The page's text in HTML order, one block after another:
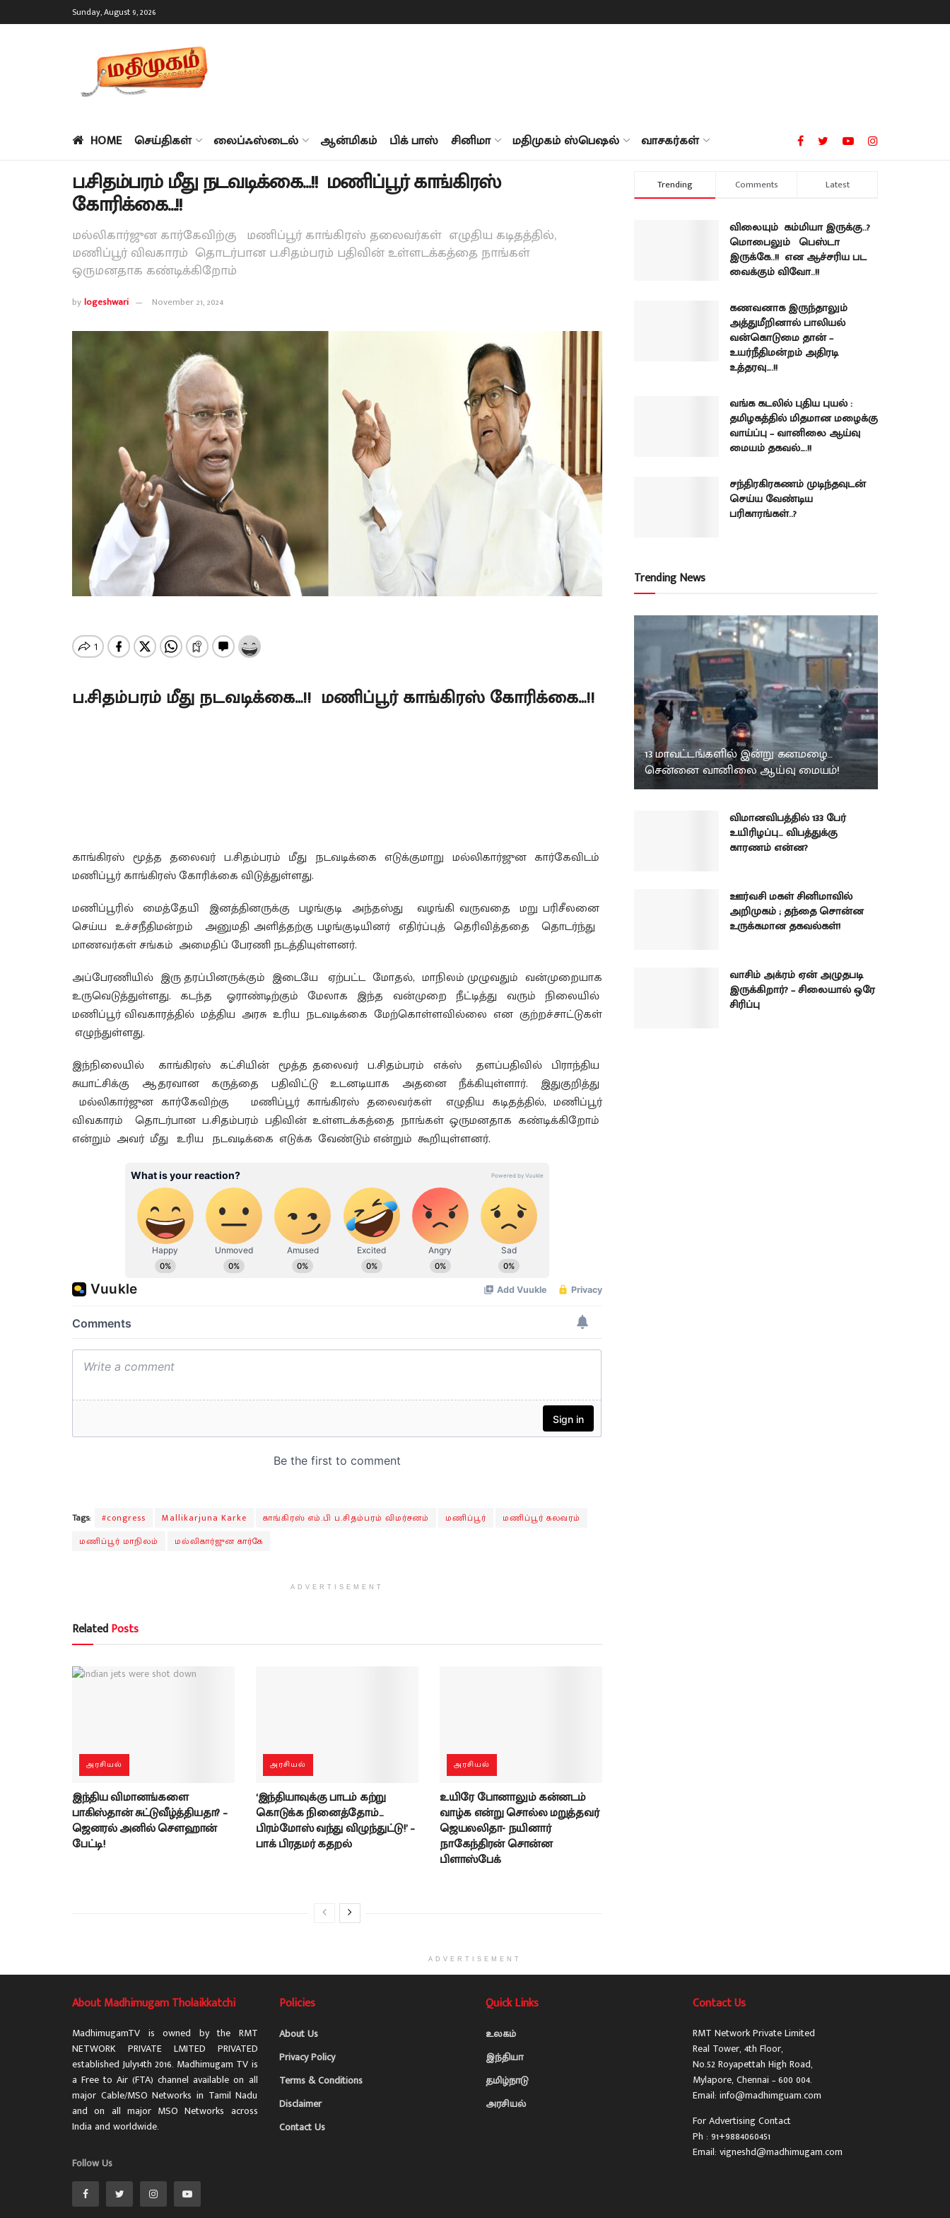
Sunday, August 9, 2026
HOME செய்திகள் லைப்ஃஸ்டைல் ஆன்மிகம் பிக் பாஸ் சினிமா மதிமுகம் ஸ்பெஷல் வாசகர்கள்
ப.சிதம்பரம் மீது நடவடிக்கை…!! மணிப்பூர் காங்கிரஸ்
கோரிக்கை…!!
மல்லிகார்ஜுன கார்கேவிற்கு மணிப்பூர் காங்கிரஸ் தலைவர்கள் எழுதிய கடிதத்தில்,
மணிப்பூர் விவகாரம் தொடர்பான ப.சிதம்பரம் பதிவின் உள்ளடக்கத்தை நாங்கள்
ஒருமனதாக கண்டிக்கிறோம்
bylogeshwari November 21, 2024
ப.சிதம்பரம் மீது நடவடிக்கை…!! மணிப்பூர் காங்கிரஸ் கோரிக்கை…!!
காங்கிரஸ் மூத்த தலைவர் ப.சிதம்பரம் மீது நடவடிக்கை எடுக்குமாறு மல்லிகார்ஜுன கார்கேவிடம்
மணிப்பூர் காங்கிரஸ் கோரிக்கை விடுத்துள்ளது.
மணிப்பூரில் மைத்தேயி இனத்தினருக்கு பழங்குடி அந்தஸ்து வழங்கி வருவதை மறு பரிசீலனை
செய்ய உச்சநீதிமன்றம் அனுமதி அளித்தற்கு பழங்குடியினர் எதிர்ப்புத் தெரிவித்ததை தொடர்ந்து
மாணவர்கள் சங்கம் அமைதிப் பேரணி நடத்தியுள்ளனர்.
அப்பேரணியில் இரு தரப்பினருக்கும் இடையே ஏற்பட்ட மோதல், மாநிலம் முழுவதும் வன்முறையாக
உருவெடுத்துள்ளது. கடந்த ஓராண்டிற்கும் மேலாக இந்த வன்முறை நீட்டித்து வரும் நிலையில்
மணிப்பூர் விவகாரத்தில் மத்திய அரசு உரிய நடவடிக்கை மேற்கொள்ளவில்லை என குற்றச்சாட்டுகள்
எழுந்துள்ளது.
இந்நிலையில் காங்கிரஸ் கட்சியின் மூத்த தலைவர் ப.சிதம்பரம் எக்ஸ் தளப்பதிவில் பிராந்திய
சுயாட்சிக்கு ஆதரவான கருத்தை பதிவிட்டு உடனடியாக அதனை நீக்கியுள்ளார். இதுகுறித்து
மல்லிகார்ஜுன கார்கேவிற்கு மணிப்பூர் காங்கிரஸ் தலைவர்கள் எழுதிய கடிதத்தில், மணிப்பூர்
விவகாரம் தொடர்பான ப.சிதம்பரம் பதிவின் உள்ளடக்கத்தை நாங்கள் ஒருமனதாக கண்டிக்கிறோம்
என்றும் அவர் மீது உரிய நடவடிக்கை எடுக்க வேண்டும் என்றும் கூறியுள்ளனர்.
Tags: #congress Mallikarjuna Karke காங்கிரஸ் எம்.பி ப.சிதம்பரம் விமர்சனம் மணிப்பூர்
மணிப்பூர் கலவரம்
மணிப்பூர் மாநிலம்
மல்லிகார்ஜுன கார்கே
ADVERTISEMENT
RelatedPosts
அரசியல்
இந்திய விமானங்களை
பாகிஸ்தான் சுட்டுவீழ்த்தியதா? –
ஜெனரல் அனில் சௌஹான்
பேட்டி!
அரசியல்
‘இந்தியாவுக்கு பாடம் கற்று
கொடுக்க நினைத்தோம்…
பிரம்மோஸ் வந்து விழுந்துட்டு!’ –
பாக் பிரதமர் கதறல்
அரசியல்
உயிரே போனாலும் கன்னடம்
வாழ்க என்று சொல்ல மறுத்தவர்
ஜெயலலிதா- நயினார்
நாகேந்திரன் சொன்ன
பிளாஸ்பேக்
Trending Comments Latest
விலையும் கம்மியா இருக்கு..?
மொபைலும் பெஸ்டா
இருக்கே..!! என ஆச்சரிய பட
வைக்கும் விவோ..!!
கணவனாக இருந்தாலும்
அத்துமீறினால் பாலியல்
வன்கொடுமை தான் –
உயர்நீதிமன்றம் அதிரடி
உத்தரவு….!!
வங்க கடலில் புதிய புயல் :
தமிழகத்தில் மிதமான மழைக்கு
வாய்ப்பு – வானிலை ஆய்வு
மையம் தகவல்….!!
சந்திரகிரகணம் முடிந்தவுடன்
செய்ய வேண்டிய
பரிகாரங்கள்..?
Trending News
13 மாவட்டங்களில் இன்று கனமழை…
சென்னை வானிலை ஆய்வு மையம்!
விமானவிபத்தில் 133 பேர்
உயிரிழப்பு… விபத்துக்கு
காரணம் என்ன?
ஊர்வசி மகள் சினிமாவில்
அறிமுகம் ; தந்தை சொன்ன
உருக்கமான தகவல்கள்!
வாசிம் அக்ரம் ஏன் அழுதபடி
இருக்கிறார்? – சிலையால் ஒரே
சிரிப்பு
ADVERTISEMENT
About Madhimugam Tholaikkatchi
MadhimugamTV is owned by the RMT
NETWORK PRIVATE LMITED PRIVATED
established July14th 2016. Madhimugam TV is
a Free to Air (FTA) channel available on all
major Cable/MSO Networks in Tamil Nadu
and on all major MSO Networks across
India and worldwide.
Follow Us
Policies
About Us
Privacy Policy
Terms & Conditions
Disclaimer
Contact Us
Quick Links
உலகம்
இந்தியா
தமிழ்நாடு
அரசியல்
Contact Us
RMT Network Private Limited
Real Tower, 4th Floor,
No.52 Royapettah High Road,
Mylapore, Chennai – 600 004.
Email: info@madhimguam.com
For Advertising Contact
Ph : 91+9884060451
Email: vigneshd@madhimugam.com